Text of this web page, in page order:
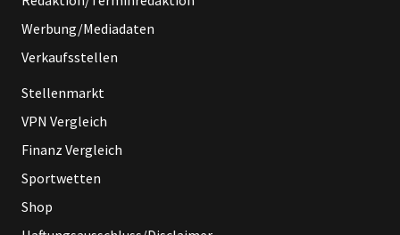
Werbung/Mediadaten
Verkaufsstellen
Stellenmarkt
VPN Vergleich
Finanz Vergleich
Sportwetten
Shop